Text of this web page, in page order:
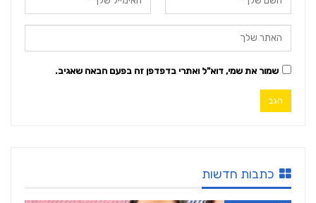
שמור את שמי, דוא"ל ואתרי בדפדפן זה בפעם הבאה שאגיב.
כתבות חדשות